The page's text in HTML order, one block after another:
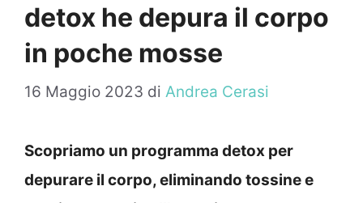
detox he depura il corpo
in poche mosse
16 Maggio 2023 di Andrea Cerasi
Scopriamo un programma detox per
depurare il corpo, eliminando tossine e